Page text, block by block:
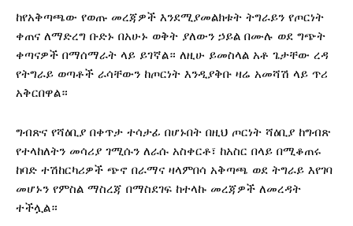
ከየአቅጣጫው የወጡ መረጃዎች እንደሚያመልክቱት ትግራይን የጦርነት
ቀጠና ለማድረግ ቡድኑ በአሁኑ ወቅት ያለውን ኃይል በሙሉ ወደ ግጭት
ቀጣናዎች በማሰማራት ላይ ይገኛል። ለዚሁ ይመስላል አቶ ጌታቸው ረዳ
የትግራይ ወጣቶች ራሳቸውን ከጦርነት እንዲያቅቡ ዛሬ አመሻሽ ላይ ጥሪ
አቅርበዋል።
ግብጽና የሻዕቢያ በቀጥታ ተሳታፊ በሆኑበት በዚህ ጦርነት ሻዕቢያ ከግብጽ
የተላከለትን መሳሪያ ገሚሱን ለራሱ አስቀርቶ፣ ከአስር በላይ በሚቆጠሩ
ከባድ ተሽከርካሪዎች ጭኖ በራማና ዛላምበሳ አቅጣጫ ወደ ትግራይ እየገባ
መሆኑን የምስል ማስረጃ በማስደገፍ ከተላኩ መረጃዎች ለመረዳት
ተችሏል።